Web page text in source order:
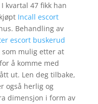
kvartal 47 fikk han
Incall escort
Behandling av
escort buskerud
mulig etter at
å komme med
ut. Len deg tilbake,
også herlig og
dimensjon i form av